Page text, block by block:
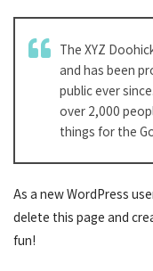
The XYZ
and has been
public ever
over 2,000
things for the
As a new WordPress
delete this page and
fun!